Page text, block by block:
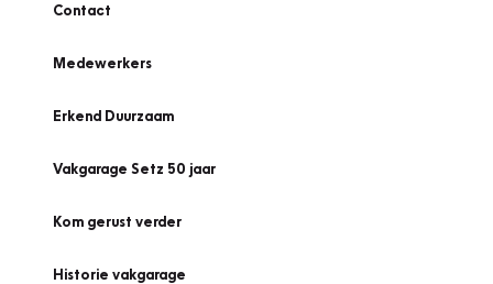
Contact
Medewerkers
Erkend Duurzaam
Vakgarage Setz 50 jaar
Kom gerust verder
Historie vakgarage